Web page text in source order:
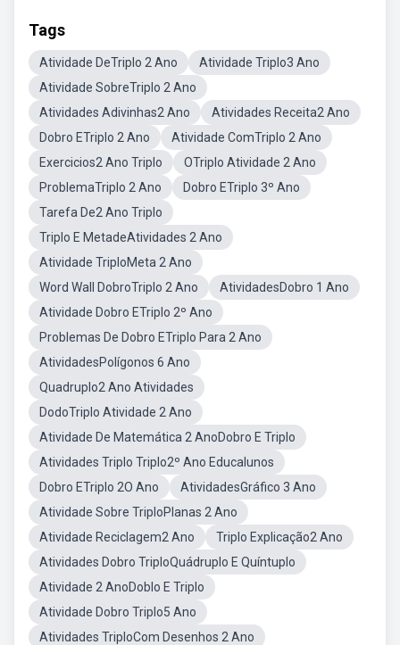
Tags
Atividade DeTriplo 2 Ano
Atividade Triplo3 Ano
Atividade SobreTriplo 2 Ano
Atividades Adivinhas2 Ano
Atividades Receita2 Ano
Dobro ETriplo 2 Ano
Atividade ComTriplo 2 Ano
Exercicios2 Ano Triplo
OTriplo Atividade 2 Ano
ProblemaTriplo 2 Ano
Dobro ETriplo 3º Ano
Tarefa De2 Ano Triplo
Triplo E MetadeAtividades 2 Ano
Atividade TriploMeta 2 Ano
Word Wall DobroTriplo 2 Ano
AtividadesDobro 1 Ano
Atividade Dobro ETriplo 2º Ano
Problemas De Dobro ETriplo Para 2 Ano
AtividadesPolígonos 6 Ano
Quadruplo2 Ano Atividades
DodoTriplo Atividade 2 Ano
Atividade De Matemática 2 AnoDobro E Triplo
Atividades Triplo Triplo2º Ano Educalunos
Dobro ETriplo 2O Ano
AtividadesGráfico 3 Ano
Atividade Sobre TriploPlanas 2 Ano
Atividade Reciclagem2 Ano
Triplo Explicação2 Ano
Atividades Dobro TriploQuádruplo E Quíntuplo
Atividade 2 AnoDoblo E Triplo
Atividade Dobro Triplo5 Ano
Atividades TriploCom Desenhos 2 Ano